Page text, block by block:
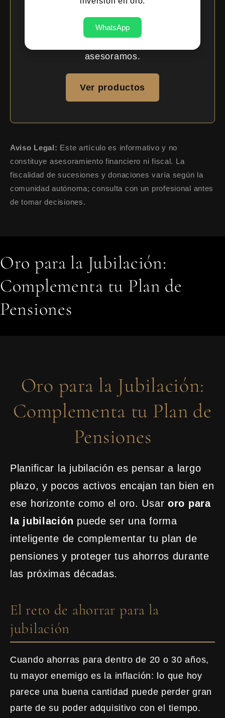
SEMPSA certificados, exentos de IVA y
con recompra. En ORO 1950 te
asesoramos.
Ver productos
Aviso Legal: Este artículo es informativo y no
constituye asesoramiento financiero ni fiscal. La
fiscalidad de sucesiones y donaciones varía según la
comunidad autónoma; consulta con un profesional antes
de tomar decisiones.
Oro para la Jubilación:
Complementa tu Plan de
Pensiones
Oro para la Jubilación:
Complementa tu Plan de
Pensiones
Planificar la jubilación es pensar a largo
plazo, y pocos activos encajan tan bien en
ese horizonte como el oro. Usaroro para
la jubilación puede ser una forma
inteligente de complementar tu plan de
pensiones y proteger tus ahorros durante
las próximas décadas.
El reto de ahorrar para la
jubilación
Cuando ahorras para dentro de 20 o 30 años,
tu mayor enemigo es la inflación: lo que hoy
parece una buena cantidad puede perder gran
parte de su poder adquisitivo con el tiempo.
WhatsApp